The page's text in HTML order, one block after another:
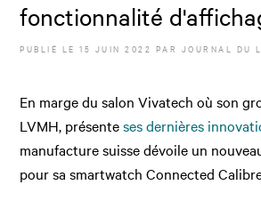
fonctionnalité
PUBLIÉ LE15 JUIN 2022 PAR JOURNAL DU
En marge du salon Vivatech où son
LVMH, présenteses dernières
manufacture suisse dévoile un
pour sa smartwatch Connected